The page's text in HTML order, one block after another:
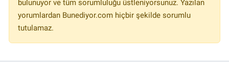
bulunuyor ve tüm sorumluluğu üstleniyorsunuz. Yazılan
yorumlardan Bunediyor.com hiçbir şekilde sorumlu
tutulamaz.